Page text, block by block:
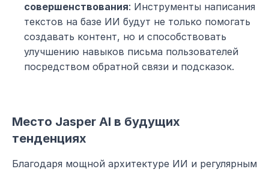
совершенствования: Инструменты написания
текстов на базе ИИ будут не только помогать
создавать контент, но и способствовать
улучшению навыков письма пользователей
посредством обратной связи и подсказок.
Место Jasper AI в будущих
тенденциях
Благодаря мощной архитектуре ИИ и регулярным